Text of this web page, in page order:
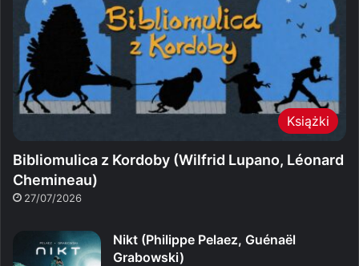
Książki
Bibliomulica z Kordoby (Wilfrid Lupano, Léonard
Chemineau)
27/07/2026
Nikt (Philippe Pelaez, Guénaël
Grabowski)